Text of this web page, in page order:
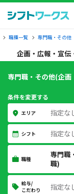
職種一覧 専門職・その他
企画・広報・宣伝
専門職・その他(企
条件を変更する
エリア 指定な
シフト 指定な
職種
専門職
職)
給与/
こだわり
指定な